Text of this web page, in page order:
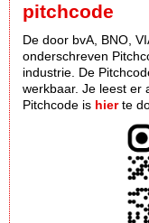
pitchcode
De door bvA, BNO,
onderschreven
industrie. De
werkbaar. Je leest er
Pitchcode is hierte